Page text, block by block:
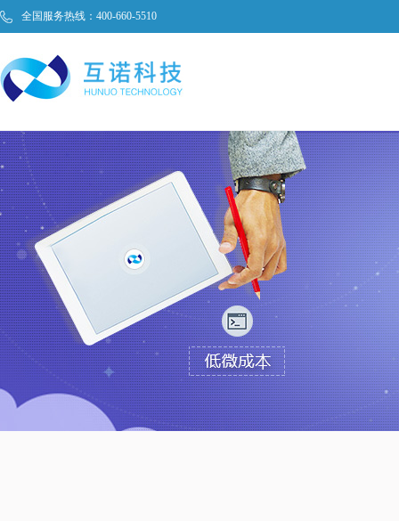
全国服务热线：400-660-5510